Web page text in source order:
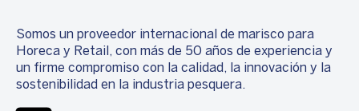
Somos un proveedor internacional de marisco para
Horeca y Retail, con más de 50 años de experiencia y
un firme compromiso con la calidad, la innovación y la
sostenibilidad en la industria pesquera.